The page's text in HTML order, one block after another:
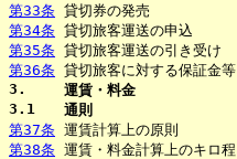
第33条 貸切券の発売
第34条 貸切旅客運送の申込
第35条 貸切旅客運送の引き受け
第36条 貸切旅客に対する保証金等
3.
運賃・料金
3.1
通則
第37条 運賃計算上の原則
第38条 運賃・料金計算上のキロ程